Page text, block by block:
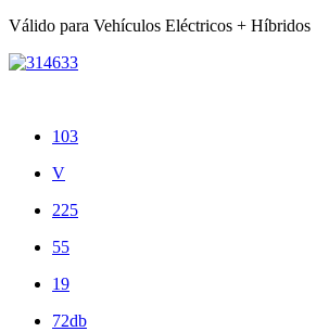
Válido para Vehículos Eléctricos + Híbridos
103
V
225
55
19
72db